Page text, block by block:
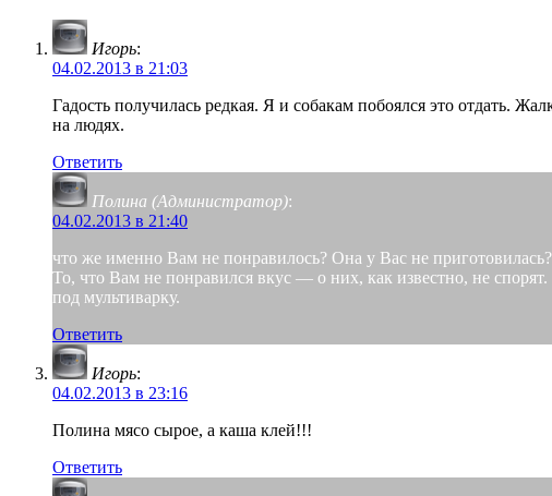
Игорь:
04.02.2013 в 21:03
Гадость получилась редкая. Я и собакам побоялся это отдать.
на людях.
Ответить
Полина (Администратор):
04.02.2013 в 21:40
что же именно Вам не понравилось? Она у Вас не
То, что Вам не понравился вкус — о них, как известно, не
под мультиварку.
Ответить
Игорь:
04.02.2013 в 23:16
Полина мясо сырое, а каша клей!!!
Ответить